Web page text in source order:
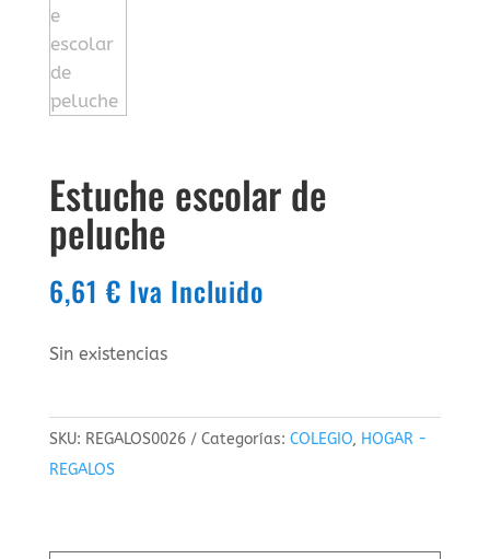
Estuche escolar de
peluche
6,61 € Iva Incluido
Sin existencias
SKU: REGALOS0026 Categorías: COLEGIO, HOGAR -
REGALOS